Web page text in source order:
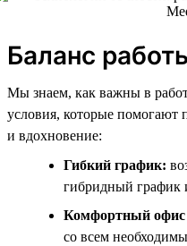
Баланс
Мы знаем, как важны в
условия, которые помогают
и вдохновение:
Гибкий график:
гибридный график
Комфортный
со всем